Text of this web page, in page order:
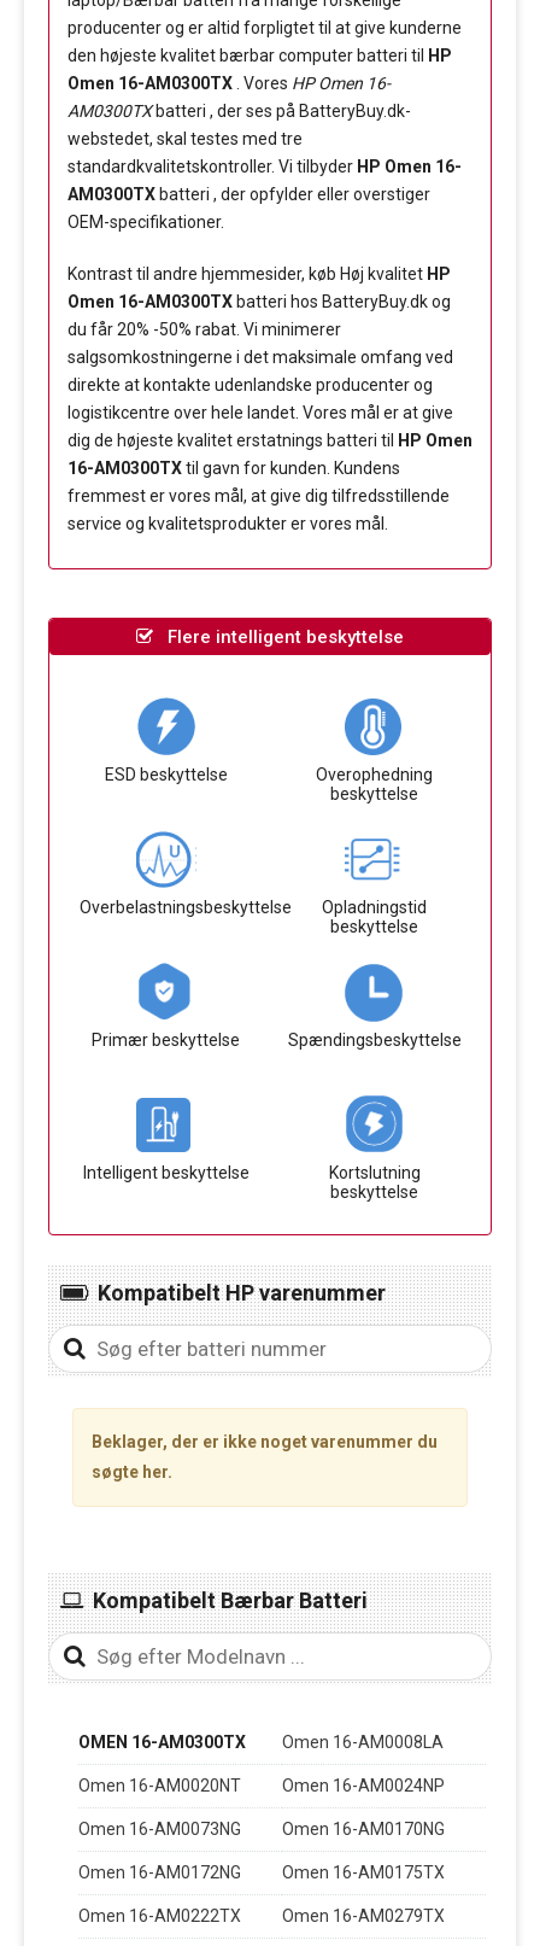
producenter og er altid forpligtet til at give kunderne
den højeste kvalitet bærbar computer batteri til
HP
Omen 16-AM0300TX . Vores HP Omen 16-
AM0300TXbatteri , der ses på BatteryBuy.dk-
webstedet, skal testes med tre
standardkvalitetskontroller. Vi tilbyder HP Omen 16-
AM0300TX batteri , der opfylder eller overstiger
OEM-specifikationer.
Kontrast til andre hjemmesider, køb Høj kvalitet HP
Omen 16-AM0300TX batteri hos BatteryBuy.dk og
du får 20% -50% rabat. Vi minimerer
salgsomkostningerne i det maksimale omfang ved
direkte at kontakte udenlandske producenter og
logistikcentre over hele landet. Vores mål er at give
dig de højeste kvalitet erstatnings batteri til
HP Omen
16-AM0300TXtil gavn for kunden. Kundens
fremmest er vores mål, at give dig tilfredsstillende
service og kvalitetsprodukter er vores mål.
Flere intelligent beskyttelse
ESD beskyttelse
Overophedning
beskyttelse
Overbelastningsbeskyttelse
Opladningstid
beskyttelse
Primær beskyttelse Spændingsbeskyttelse
Intelligent beskyttelse
Kortslutning
beskyttelse
Kompatibelt HP varenummer
Beklager, der er ikke noget varenummer du
søgte her.
Kompatibelt Bærbar Batteri
OMEN 16-AM0300TX Omen 16-AM0008LA
Omen 16-AM0020NT Omen 16-AM0024NP
Omen 16-AM0073NG Omen 16-AM0170NG
Omen 16-AM0172NG Omen 16-AM0175TX
Omen 16-AM0222TX Omen 16-AM0279TX